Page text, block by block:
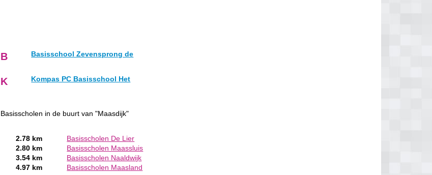
B Basisschool Zevensprong de
K Kompas PC Basisschool Het
Basisscholen in de buurt van "Maasdijk"
2.78 km
Basisscholen De Lier
2.80 km
Basisscholen Maassluis
3.54 km
Basisscholen Naaldwijk
4.97 km
Basisscholen Maasland